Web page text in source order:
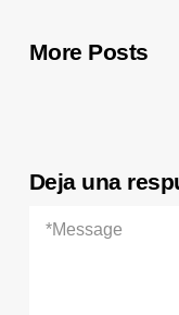
More Posts
Deja una